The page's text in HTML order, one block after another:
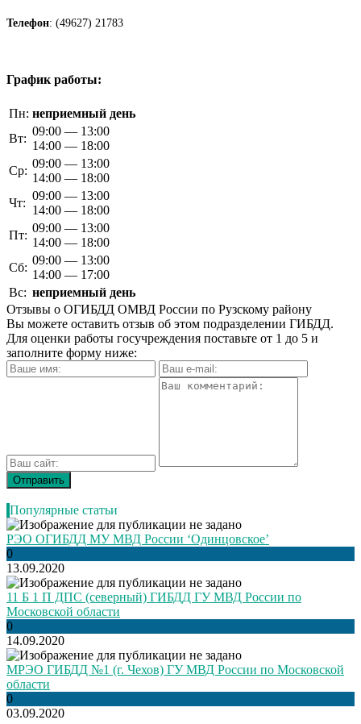
Телефон: (49627) 21783
График работы:
Пн: неприемный день
Вт:
09:00 — 13:00
14:00 — 18:00
Ср:
09:00 — 13:00
14:00 — 18:00
Чт:
09:00 — 13:00
14:00 — 18:00
Пт:
09:00 — 13:00
14:00 — 18:00
Сб:
09:00 — 13:00
14:00 — 17:00
Вс: неприемный день
Отзывы о ОГИБДД ОМВД России по Рузскому району
Вы можете оставить отзыв об этом подразделении ГИБДД.
Для оценки работы госучреждения поставьте от 1 до 5 и
заполните форму ниже:
Популярные статьи
РЭО ОГИБДД МУ МВД России ‘Одинцовское’
0
13.09.2020
11 Б 1 П ДПС (северный) ГИБДД ГУ МВД России по
Московской области
0
14.09.2020
МРЭО ГИБДД №1 (г. Чехов) ГУ МВД России по Московской
области
0
03.09.2020